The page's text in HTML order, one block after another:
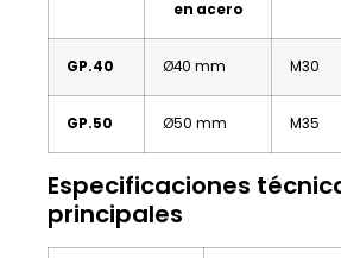
en acero
GP.40 Ø40 mm M30
GP.50 Ø50 mm M35
Especificaciones
principales